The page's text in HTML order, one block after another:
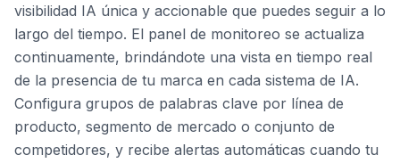
visibilidad IA única y accionable que puedes seguir a lo
largo del tiempo. El panel de monitoreo se actualiza
continuamente, brindándote una vista en tiempo real
de la presencia de tu marca en cada sistema de IA.
Configura grupos de palabras clave por línea de
producto, segmento de mercado o conjunto de
competidores, y recibe alertas automáticas cuando tu